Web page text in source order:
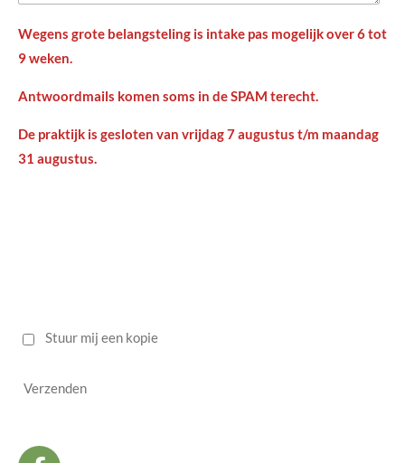
Wegens grote belangsteling is intake pas mogelijk over 6 tot
9 weken.
Antwoordmails komen soms in de SPAM terecht.
De praktijk is gesloten van vrijdag 7 augustus t/m maandag
31 augustus.
Stuur mij een kopie
Verzenden